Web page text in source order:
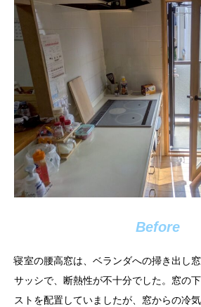
Before
寝室の腰高窓は、ベランダへの掃き出し
サッシで、断熱性が不十分でした。窓の
ストを配置していましたが、窓からの冷